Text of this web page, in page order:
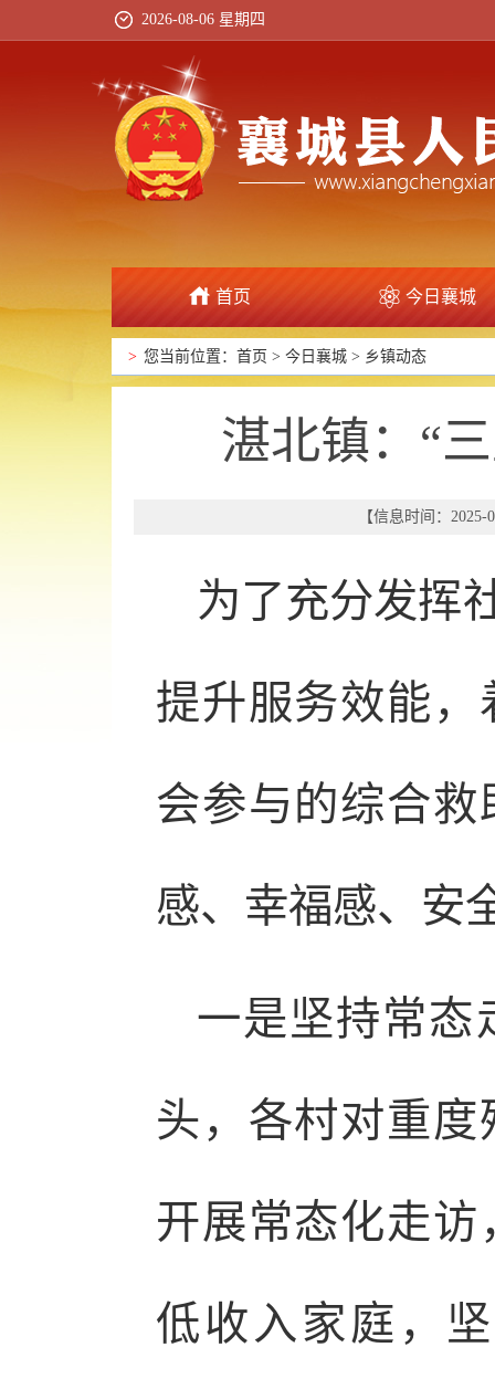
2026-08-06 星期四
首页 今日襄城
政府信息公开
> 您当前位置： 首页 > 今日襄城 > 乡镇动态
湛北镇：“
【信息时间：
为了充分发挥
提升服务效能
会参与的综合
感、幸福感、安
一是坚持常态
头，各村对重
开展常态化走
低收入家庭，